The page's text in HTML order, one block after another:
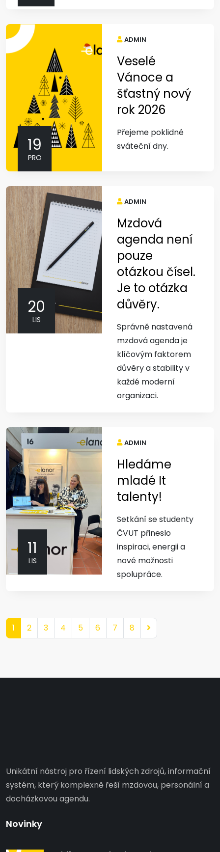
19
PRO
ADMIN
Veselé
Vánoce a
šťastný nový
rok 2026
Přejeme poklidné
sváteční dny.
20
LIS
ADMIN
Mzdová
agenda není
pouze
otázkou čísel.
Je to otázka
důvěry.
Správně nastavená
mzdová agenda je
klíčovým faktorem
důvěry a stability v
každé moderní
organizaci.
11
LIS
ADMIN
Hledáme
mladé It
talenty!
Setkání se studenty
ČVUT přineslo
inspiraci, energii a
nové možnosti
spolupráce.
1 2 3 4 5 6 7 8
Unikátní nástroj pro řízení lidských zdrojů, informační
systém, který komplexně řeší mzdovou, personální a
docházkovou agendu.
Novinky